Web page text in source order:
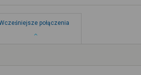
połączenia